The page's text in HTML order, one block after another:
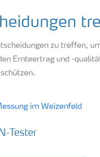
zu treffen,
Ernteertrag und -
Tester